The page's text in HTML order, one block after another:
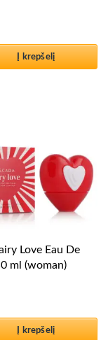
Į krepšelį
Love Eau De
ml (woman)
Į krepšelį